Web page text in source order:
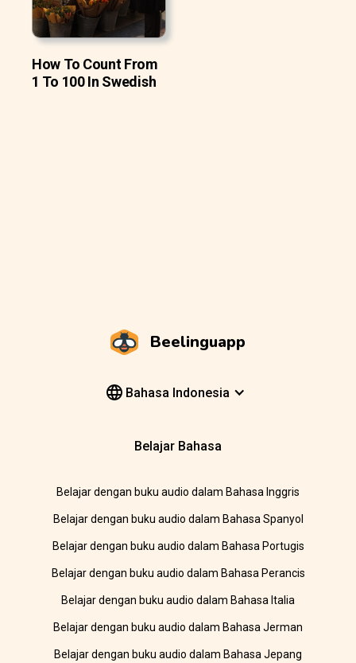
How To Count From
1 To 100 In Swedish
Beelinguapp
Bahasa Indonesia
Belajar Bahasa
Belajar dengan buku audio dalam Bahasa Inggris
Belajar dengan buku audio dalam Bahasa Spanyol
Belajar dengan buku audio dalam Bahasa Portugis
Belajar dengan buku audio dalam Bahasa Perancis
Belajar dengan buku audio dalam Bahasa Italia
Belajar dengan buku audio dalam Bahasa Jerman
Belajar dengan buku audio dalam Bahasa Jepang